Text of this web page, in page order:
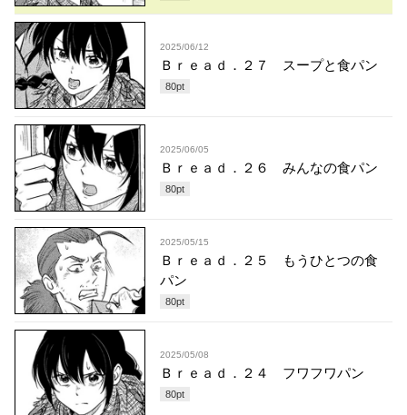
2025/06/12
Ｂｒｅａｄ．２７ スープと食パン
80pt
2025/06/05
Ｂｒｅａｄ．２６ みんなの食パン
80pt
2025/05/15
Ｂｒｅａｄ．２５ もうひとつの食
パン
80pt
2025/05/08
Ｂｒｅａｄ．２４ フワフワパン
80pt